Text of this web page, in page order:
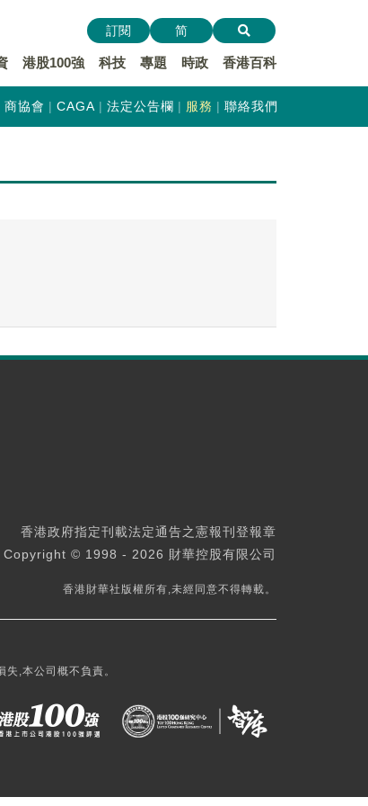
港股100強 科技 專題 時政 香港百科
訂閱 简
商協會 CAGA 法定公告欄 服務 聯絡我們
香港政府指定刊載法定通告之憲報刊登報章
Copyright © 1998 - 2026 財華控股有限公司
香港財華社版權所有,未經同意不得轉載。
,本公司概不負責。